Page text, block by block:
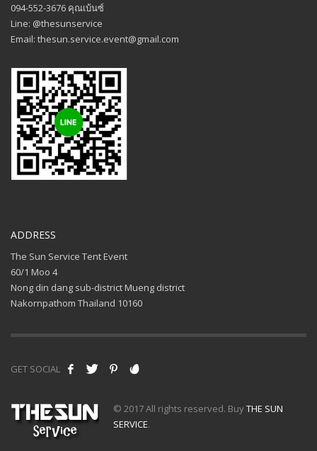
094-552-3676 คุณเบ้นซ์
Line: @thesunservice
Email: thesun.service.event@gmail.com
ADDRESS
The Sun Service Tent Event
60/1 Moo 4
Nong din dang sub-district Mueng district
Nakornpathom Thailand 10160
GET SOCIAL
© 2017 All rights reserved. BuyTHE SUN
SERVICE.